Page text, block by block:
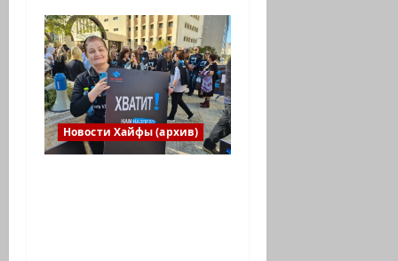
Новости Хайфы (архив)